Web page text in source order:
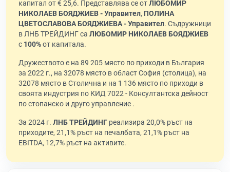
капитал от € 25,6. Представлява се отЛЮБОМИР
НИКОЛАЕВ БОЯДЖИЕВ - Управител, ПОЛИНА
ЦВЕТОСЛАВОВА БОЯДЖИЕВА - Управител. Съдружници
в ЛНБ ТРЕЙДИНГ са ЛЮБОМИР НИКОЛАЕВ БОЯДЖИЕВ
с 100%от капитала.
Дружеството е на 89 205 място по приходи в България
за 2022 г., на 32078 място в област София (столица), на
32078 място в Столична и на 1 136 място по приходи в
своята индустрия по КИД 7022 - Консултантска дейност
по стопанско и друго управление .
За 2024 г. ЛНБ ТРЕЙДИНГ реализира 20,0% ръст на
приходите, 21,1% ръст на печалбата, 21,1% ръст на
EBITDA, 12,7% ръст на активите.